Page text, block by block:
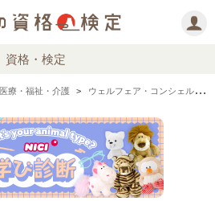
資格・検定
医療・福祉・介護 ウェルフェア・コンシェルジュ(R)初級検定試験の情報まとめ